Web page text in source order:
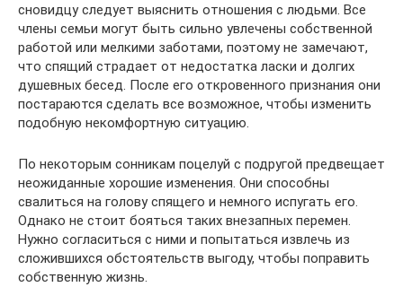
сновидцу следует выяснить отношения с людьми. Все
члены семьи могут быть сильно увлечены собственной
работой или мелкими заботами, поэтому не замечают,
что спящий страдает от недостатка ласки и долгих
душевных бесед. После его откровенного признания они
постараются сделать все возможное, чтобы изменить
подобную некомфортную ситуацию.
По некоторым сонникам поцелуй с подругой предвещает
неожиданные хорошие изменения. Они способны
свалиться на голову спящего и немного испугать его.
Однако не стоит бояться таких внезапных перемен.
Нужно согласиться с ними и попытаться извлечь из
сложившихся обстоятельств выгоду, чтобы поправить
собственную жизнь.